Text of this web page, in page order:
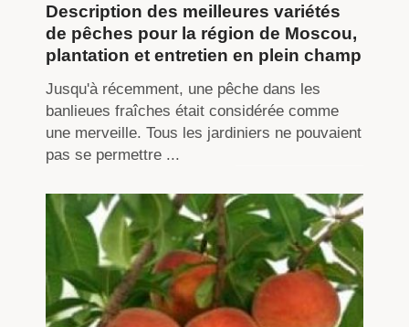
Description des meilleures variétés
de pêches pour la région de Moscou,
plantation et entretien en plein champ
Jusqu'à récemment, une pêche dans les
banlieues fraîches était considérée comme
une merveille. Tous les jardiniers ne pouvaient
pas se permettre ...